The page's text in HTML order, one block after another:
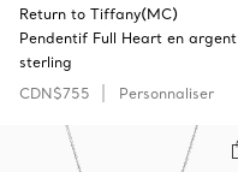
Return to Tiffany(MC)
Pendentif Full Heart en argent
sterling
CDN$755
Personnaliser